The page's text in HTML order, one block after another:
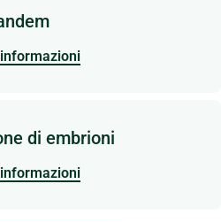
di embrioni